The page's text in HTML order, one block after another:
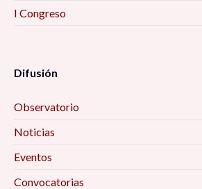
I Congreso
Difusión
Observatorio
Noticias
Eventos
Convocatorias